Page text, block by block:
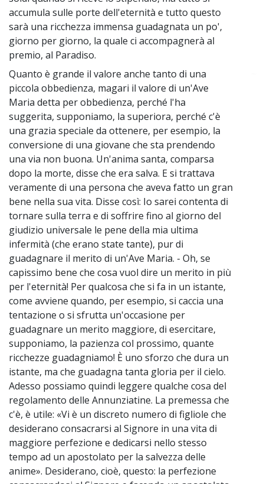
accumula sulle porte dell'eternità e tutto questo
sarà una ricchezza immensa guadagnata un po',
giorno per giorno, la quale ci accompagnerà al
premio, al Paradiso.
Quanto è grande il valore anche tanto di una
piccola obbedienza, magari il valore di un'Ave
Maria detta per obbedienza, perché l'ha
suggerita, supponiamo, la superiora, perché c'è
una grazia speciale da ottenere, per esempio, la
conversione di una giovane che sta prendendo
una via non buona. Un'anima santa, comparsa
dopo la morte, disse che era salva. E si trattava
veramente di una persona che aveva fatto un gran
bene nella sua vita. Disse così: Io sarei contenta di
tornare sulla terra e di soffrire fino al giorno del
giudizio universale le pene della mia ultima
infermità (che erano state tante), pur di
guadagnare il merito di un'Ave Maria. - Oh, se
capissimo bene che cosa vuol dire un merito in più
per l'eternità! Per qualcosa che si fa in un istante,
come avviene quando, per esempio, si caccia una
tentazione o si sfrutta un'occasione per
guadagnare un merito maggiore, di esercitare,
supponiamo, la pazienza col prossimo, quante
ricchezze guadagniamo! È uno sforzo che dura un
istante, ma che guadagna tanta gloria per il cielo.
Adesso possiamo quindi leggere qualche cosa del
regolamento delle Annunziatine. La premessa che
c'è, è utile: «Vi è un discreto numero di figliole che
desiderano consacrarsi al Signore in una vita di
maggiore perfezione e dedicarsi nello stesso
tempo ad un apostolato per la salvezza delle
anime». Desiderano, cioè, questo: la perfezione